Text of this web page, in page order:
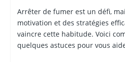
Arrêter de fumer est un défi,
motivation et des stratégies
vaincre cette habitude. Voici
quelques astuces pour vous